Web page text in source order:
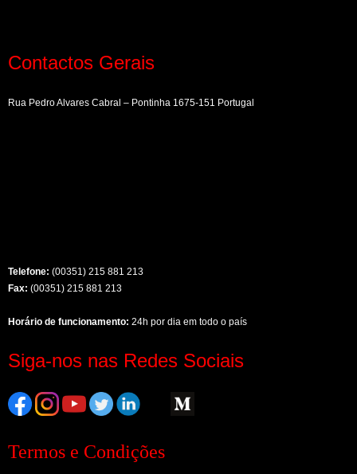
Contactos Gerais
Rua Pedro Alvares Cabral – Pontinha 1675-151 Portugal
Telefone: (00351) 215 881 213
Fax: (00351) 215 881 213
Horário de funcionamento: 24h por dia em todo o país
Siga-nos nas Redes Sociais
Termos e Condições